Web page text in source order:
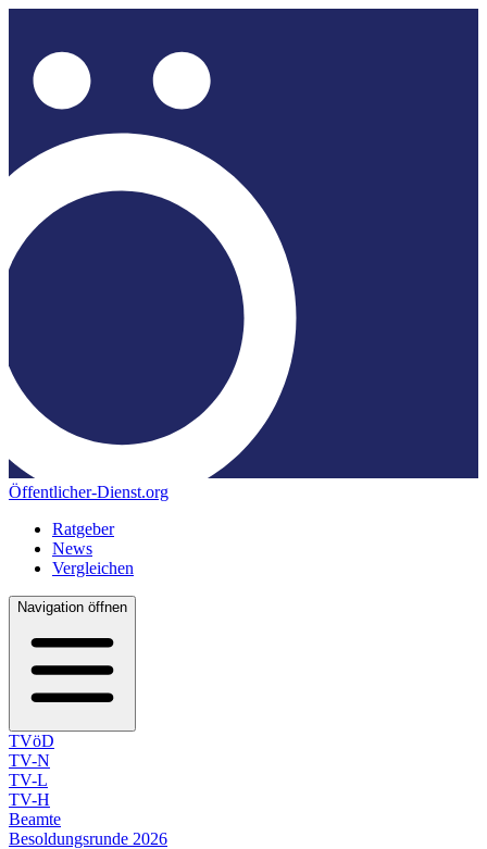
Öffentlicher-Dienst.org
Ratgeber
News
Vergleichen
Navigation öffnen
TVöD
TV-N
TV-L
TV-H
Beamte
Besoldungsrunde 2026